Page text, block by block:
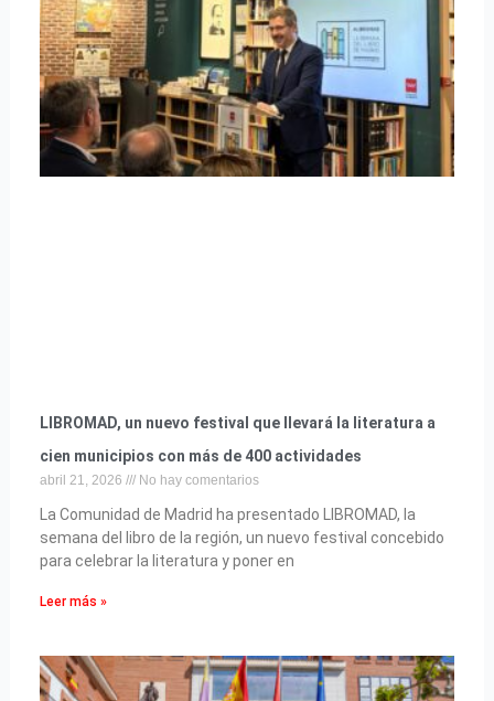
LIBROMAD, un nuevo festival que llevará la literatura a
cien municipios con más de 400 actividades
abril 21, 2026 No hay comentarios
La Comunidad de Madrid ha presentado LIBROMAD, la
semana del libro de la región, un nuevo festival concebido
para celebrar la literatura y poner en
Leer más »